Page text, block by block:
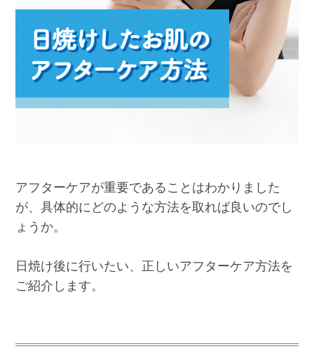
アフターケアが重要であることはわかりました
が、具体的にどのような方法を取れば良いのでし
ょうか。
日焼け後に行いたい、正しいアフターケア方法を
ご紹介します。